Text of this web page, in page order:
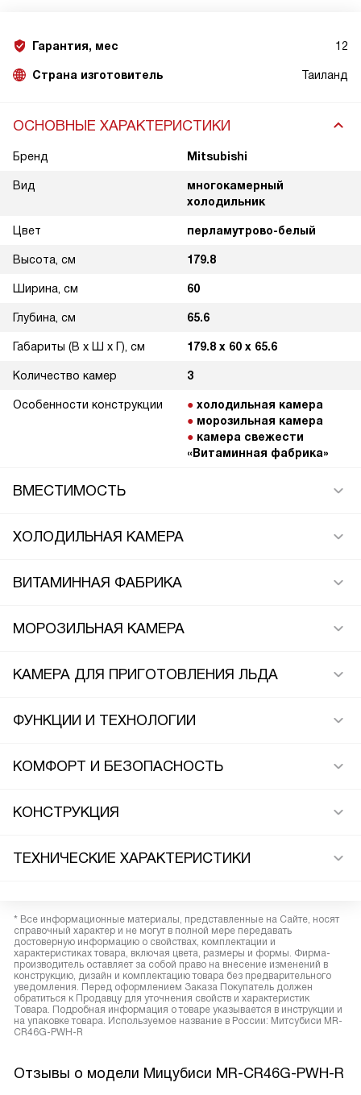
Гарантия, мес 12
Страна изготовитель Таиланд
ОСНОВНЫЕ ХАРАКТЕРИСТИКИ
Бренд Mitsubishi
Вид
многокамерный
холодильник
Цвет перламутрово-белый
Высота, см 179.8
Ширина, см 60
Глубина, см 65.6
Габариты (В х Ш х Г), см 179.8 х 60 х 65.6
Количество камер 3
Особенности конструкции
холодильная камера
морозильная камера
камера свежести
«Витаминная фабрика»
ВМЕСТИМОСТЬ
ХОЛОДИЛЬНАЯ КАМЕРА
ВИТАМИННАЯ ФАБРИКА
МОРОЗИЛЬНАЯ КАМЕРА
КАМЕРА ДЛЯ ПРИГОТОВЛЕНИЯ ЛЬДА
ФУНКЦИИ И ТЕХНОЛОГИИ
КОМФОРТ И БЕЗОПАСНОСТЬ
КОНСТРУКЦИЯ
ТЕХНИЧЕСКИЕ ХАРАКТЕРИСТИКИ
* Все информационные материалы, представленные на Сайте, носят
справочный характер и не могут в полной мере передавать
достоверную информацию о свойствах, комплектации и
характеристиках товара, включая цвета, размеры и формы. Фирма-
производитель оставляет за собой право на внесение изменений в
конструкцию, дизайн и комплектацию товара без предварительного
уведомления. Перед оформлением Заказа Покупатель должен
обратиться к Продавцу для уточнения свойств и характеристик
Товара. Подробная информация о товаре указывается в инструкции и
на упаковке товара. Используемое название в России: Митсубиси MR-
CR46G-PWH-R
Отзывы о модели Мицубиси MR-CR46G-PWH-R